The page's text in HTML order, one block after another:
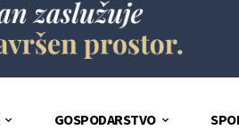
GOSPODARSTVO